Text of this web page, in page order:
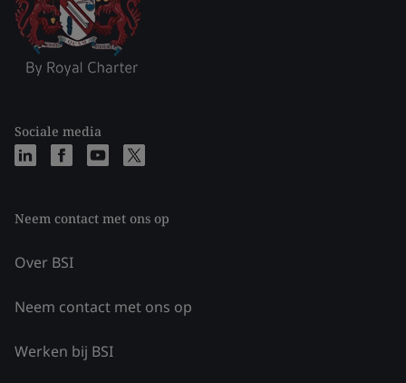
Sociale media
Neem contact met ons op
Over BSI
Neem contact met ons op
Werken bij BSI